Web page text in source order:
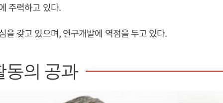
주력하고 있다.
을 갖고 있으며, 연구개발에 역점을 두고 있다.
동의 공과